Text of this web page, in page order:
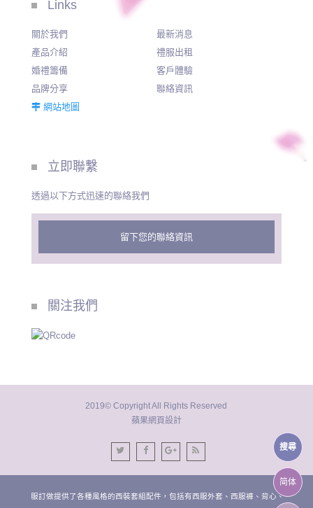
搜尋
简体
Links
關於我們
最新消息
產品介紹
禮服出租
婚禮籌備
客戶體驗
品牌分享
聯絡資訊
網站地圖
立即聯繫
透過以下方式迅速的聯絡我們
留下您的聯絡資訊
關注我們
2019© Copyright All Rights Reserved
蘋果網頁設計
台中西服訂做提供了各種風格的西裝套組配件，包括有西服外套、西服褲、背心、領帶